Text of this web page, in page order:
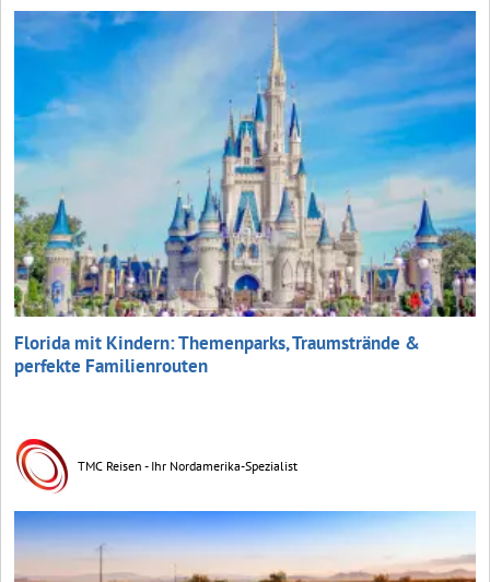
Florida mit Kindern: Themenparks, Traumstrände &
perfekte Familienrouten
TMC Reisen - Ihr Nordamerika-Spezialist